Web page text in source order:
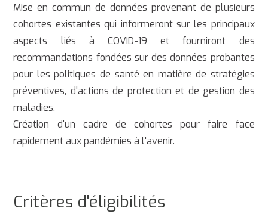
Mise en commun de données provenant de plusieurs
cohortes existantes qui informeront sur les principaux
aspects liés à COVID-19 et fourniront des
recommandations fondées sur des données probantes
pour les politiques de santé en matière de stratégies
préventives, d'actions de protection et de gestion des
maladies.
Création d'un cadre de cohortes pour faire face
rapidement aux pandémies à l'avenir.
Critères d'éligibilités